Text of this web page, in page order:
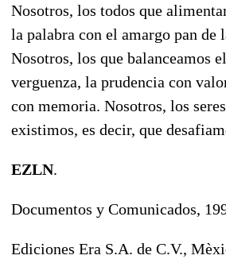
Nosotros, los todos que
la palabra con el amargo pan de
Nosotros, los que balanceamos
verguenza, la prudencia con
con memoria. Nosotros, los
existimos, es decir, que
EZLN.
Documentos y Comunicados,
Ediciones Era S.A. de C.V.,